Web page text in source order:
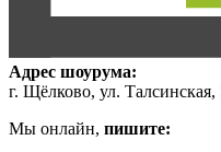
Адрес шоурума:
г. Щёлково, ул.
Мы онлайн, пишите: